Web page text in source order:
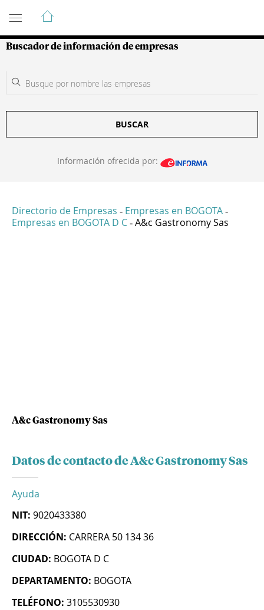
Guía de Empresas Colombianas
Buscador de información de empresas
BUSCAR
Información ofrecida por:
Directorio de Empresas - Empresas en BOGOTA -
Empresas en BOGOTA D C - A&c Gastronomy Sas
A&c Gastronomy Sas
Datos de contacto de A&c Gastronomy Sas
Ayuda
NIT: 9020433380
DIRECCIÓN: CARRERA 50 134 36
CIUDAD: BOGOTA D C
DEPARTAMENTO: BOGOTA
TELÉFONO: 3105530930